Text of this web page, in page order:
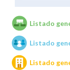
Listado
Listado
Listado